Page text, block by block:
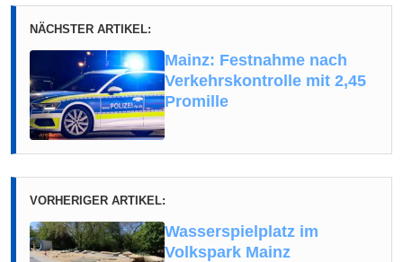
NÄCHSTER ARTIKEL:
Mainz: Festnahme nach
Verkehrskontrolle mit 2,45
Promille
VORHERIGER ARTIKEL:
Wasserspielplatz im
Volkspark Mainz